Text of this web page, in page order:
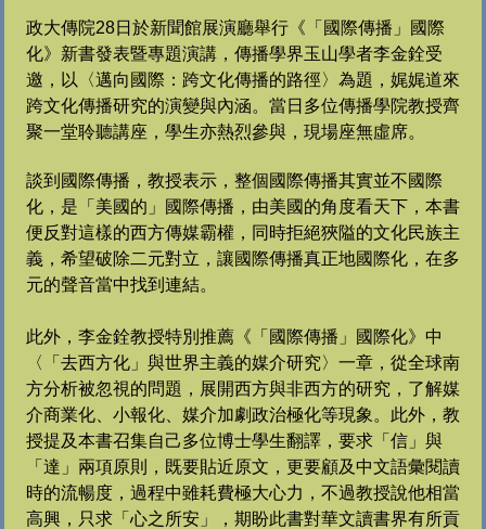
政大傳院28日於新聞館展演廳舉行《「國際傳播」國際
化》新書發表暨專題演講，傳播學界玉山學者李金銓受
邀，以〈邁向國際：跨文化傳播的路徑〉為題，娓娓道來
跨文化傳播研究的演變與內涵。當日 多位傳播學院教授齊
聚一堂聆聽講座，學生亦熱烈參與，現場座無虛席。
談到國際傳播，教授表示，整個國際傳播其實並不國際
化，是「美國的」國際傳播，由美國的角度看天下，本書
便反對這樣的西方傳媒霸權，同時拒絕狹隘的文化民族主
義，希望破除二元對立，讓國際傳播真正地國際化，在多
元的聲音當中找到連結。
此外，李金銓教授特別推薦《「國際傳播」國際化》中
〈「去西方化」與世界主義的媒介研究〉一章，從全球南
方分析被忽視的問題，展開西方與非西方的研究，了解媒
介商業化、小報化、媒介加劇政治極化等現象。此外，教
授提及本書召集自己多位博士學生翻譯，要求「信」與
「達」兩項原則，既要貼近原文，更要顧及中文語彙閱讀
時的流暢度，過程中雖耗費極大心力，不過教授說他相當
高興，只求「心之所安」，期盼此書對華文讀書界有所貢